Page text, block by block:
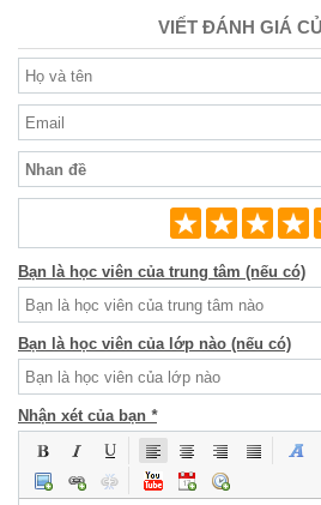
VIẾT ĐÁNH GIÁ
Bạn là học viên của trung tâm (nếu có)
Bạn là học viên của lớp nào (nếu có)
Nhận xét của bạn *